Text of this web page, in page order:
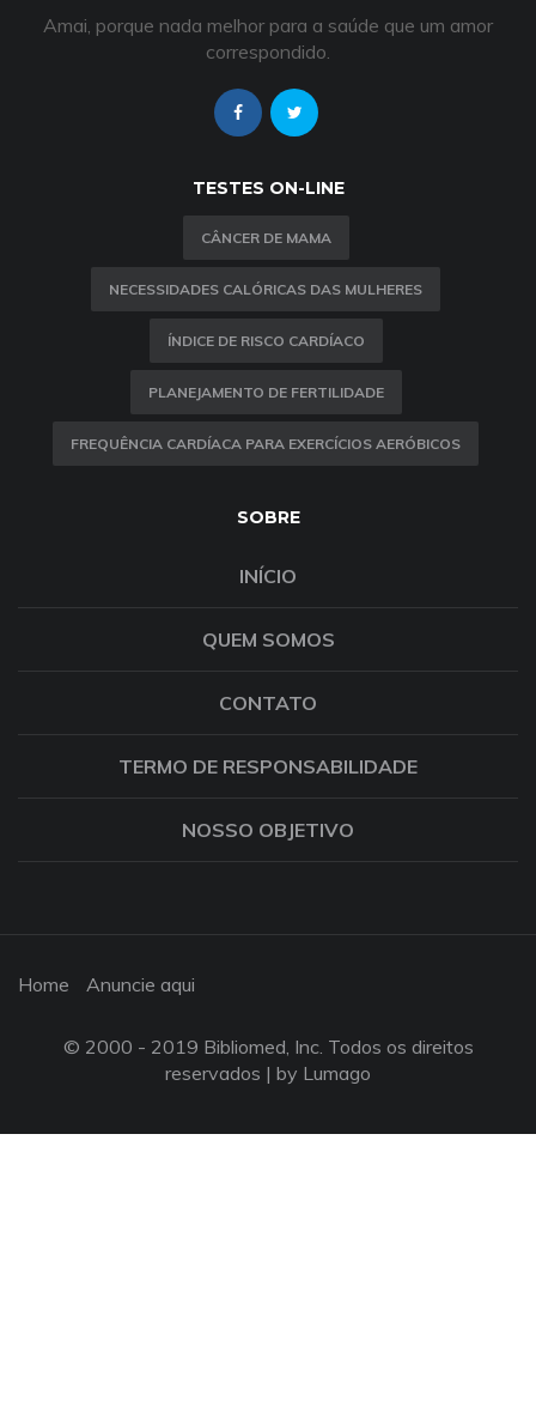
Amai, porque nada melhor para a saúde que um amor
correspondido.
TESTES ON-LINE
CÂNCER DE MAMA
NECESSIDADES CALÓRICAS DAS MULHERES
ÍNDICE DE RISCO CARDÍACO
PLANEJAMENTO DE FERTILIDADE
FREQUÊNCIA CARDÍACA PARA EXERCÍCIOS AERÓBICOS
SOBRE
INÍCIO
QUEM SOMOS
CONTATO
TERMO DE RESPONSABILIDADE
NOSSO OBJETIVO
Home Anuncie aqui
© 2000 - 2019 Bibliomed, Inc. Todos os direitos
reservados | by Lumago